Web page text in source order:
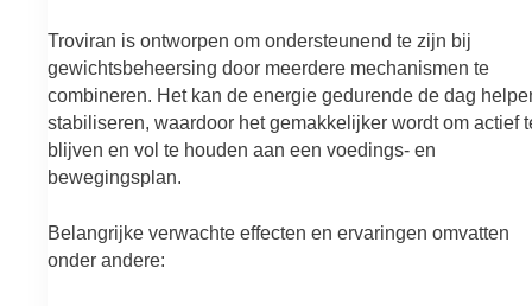
Troviran is ontworpen om ondersteunend te zijn bij
gewichtsbeheersing door meerdere mechanismen te
combineren. Het kan de energie gedurende de dag
stabiliseren, waardoor het gemakkelijker wordt om actief
blijven en vol te houden aan een voedings- en
bewegingsplan.
Belangrijke verwachte effecten en ervaringen omvatten
onder andere: